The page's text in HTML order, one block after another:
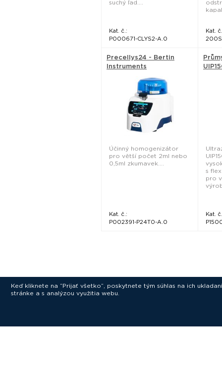
suchý ľad....
Kat. č.:
P000671-CLYS2-A.0
Kat.
Precellys24 - Bertin
Instruments
Účinný homogenizátor
pro větší počet 2ml nebo
0,5ml zkumavek....
Kat. č.:
P002391-P24T0-A.0
s
pro
Kat.
Keď kliknete na “Prijať všetko”, poskytnete tým súhlas na ich
stránke a s analýzou využitia webu.